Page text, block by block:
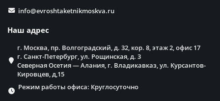
info@evroshtaketnikmoskva.ru
Наш адрес
г. Москва, пр. Волгоградский, д. 32, кор. 8, этаж 2, офис 17
г. Санкт-Петербург, ул. Рощинская, д. 3
Северная Осетия — Алания, г. Владикавказ, ул. Курсантов-
Кировцев, д,15
Режим работы офиса: Круглосуточно